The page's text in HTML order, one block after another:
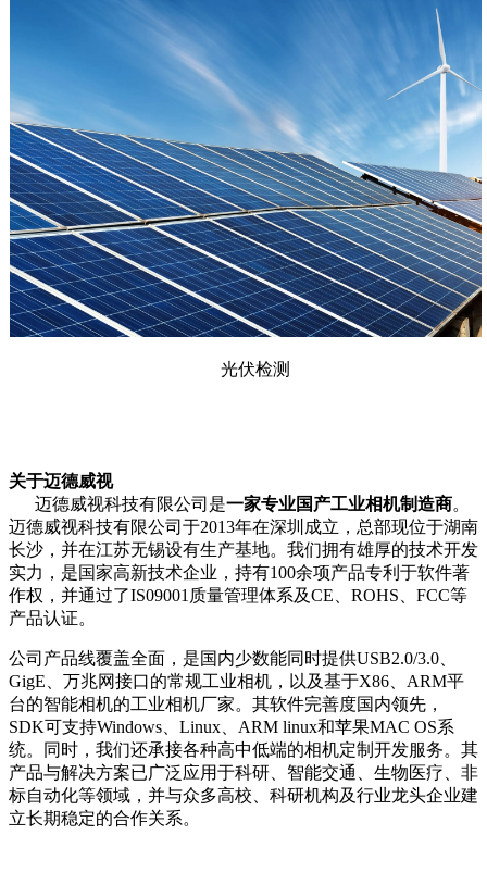
光伏检测
关于迈德威视
迈德威视科技有限公司是一家专业国产工业相机制造商。
迈德威视科技有限公司于2013年在深圳成立，总部现位于湖南
长沙，并在江苏无锡设有生产基地。我们拥有雄厚的技术开发
实力，是国家高新技术企业，持有100余项产品专利于软件著
作权，并通过了IS09001质量管理体系及CE、ROHS、 FCC等
产品认证。
公司产品线覆盖全面，是国内少数能同时提供USB2.0/3.0、
GigE 、万兆网接口的常规工业相机，以及基于X86、ARM平
台的智能相机的工业相机厂家。其软件完善度国内领先，
SDK可支持Windows、Linux、ARM linux和苹果MAC OS系
统。同时，我们还承接各种高中低端的相机定制开发服务。其
产品与解决方案已广泛应用于科研、智能交通、生物医疗、非
标自动化等领域，并与众多高校、科研机构及行业龙头企业建
立长期稳定的合作关系。